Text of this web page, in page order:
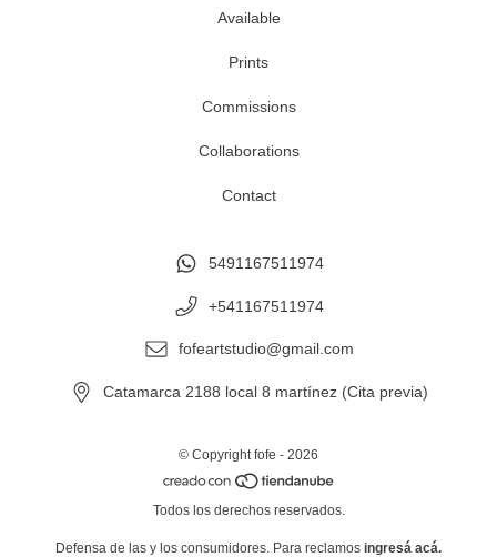
Available
Prints
Commissions
Collaborations
Contact
5491167511974
+541167511974
fofeartstudio@gmail.com
Catamarca 2188 local 8 martínez (Cita previa)
© Copyright fofe - 2026
Todos los derechos reservados.
Defensa de las y los consumidores. Para reclamos ingresá acá.